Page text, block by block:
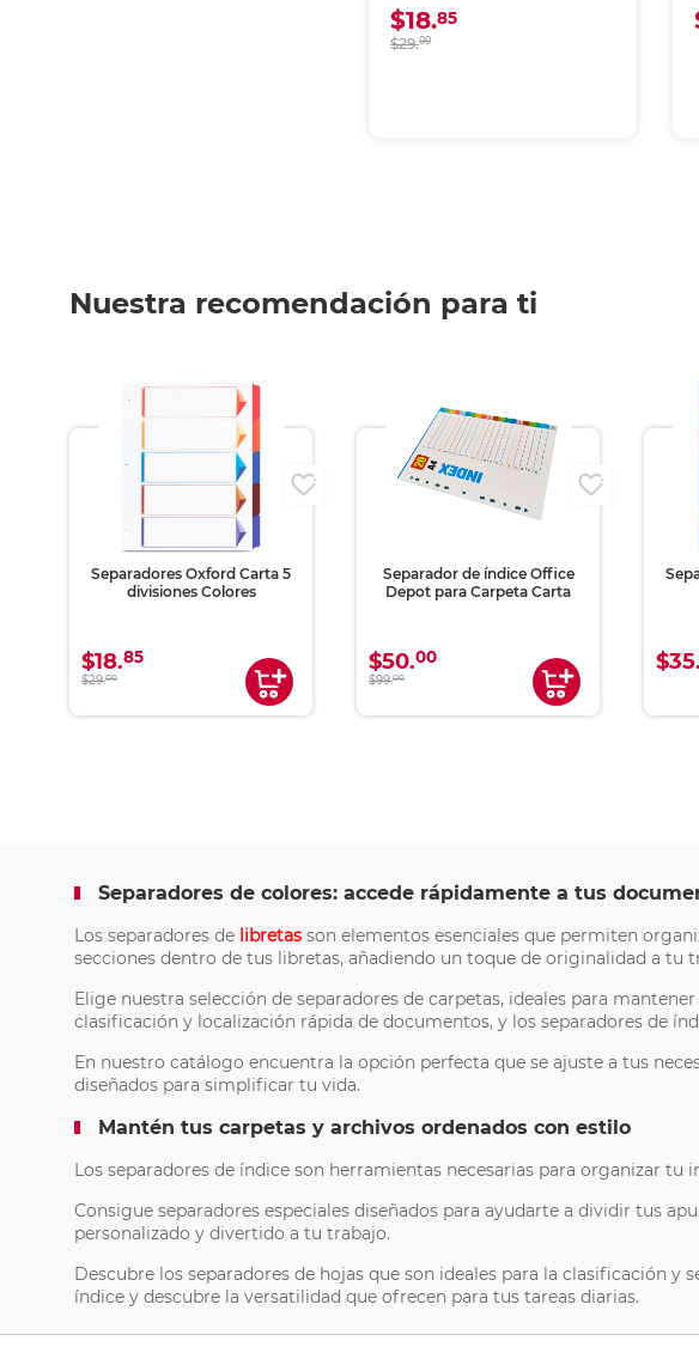
$18.85
$29.00
Nuestra recomendación para ti
Separadores Oxford Carta 5
divisiones Colores
$18.85
$29.00
Separador de índice Office
Depot para Carpeta Carta
$50.00
$99.00
Separadores de colores: accede rápidamente a tus
Los separadores de libretas son elementos esenciales que permiten
secciones dentro de tus libretas, añadiendo un toque de originalidad a tu
Elige nuestra selección de separadores de carpetas, ideales para
clasificación y localización rápida de documentos, y los separadores de
En nuestro catálogo encuentra la opción perfecta que se ajuste a tus
diseñados para simplificar tu vida.
Mantén tus carpetas y archivos ordenados con estilo
Los separadores de índice son herramientas necesarias para organizar
Consigue separadores especiales diseñados para ayudarte a dividir tus
personalizado y divertido a tu trabajo.
Descubre los separadores de hojas que son ideales para la clasificación
índice y descubre la versatilidad que ofrecen para tus tareas diarias.